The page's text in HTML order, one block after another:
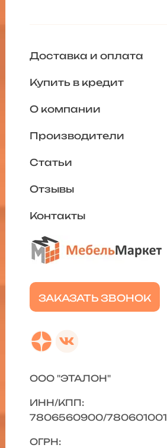
ЗАКАЗАТЬ ЗВОНОК
Доставка и оплата
Купить в кредит
О компании
Производители
Статьи
Отзывы
Контакты
ООО "ЭТАЛОН"
ИНН/КПП:
7806560900/780601001
ОГРН: